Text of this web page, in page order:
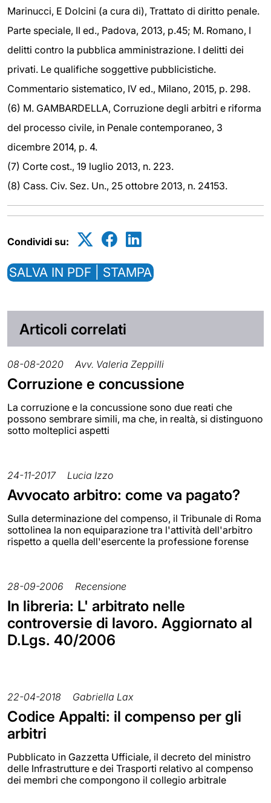
Marinucci, E Dolcini (a cura di), Trattato di diritto penale.
Parte speciale, II ed., Padova, 2013, p.45; M. Romano, I
delitti contro la pubblica amministrazione. I delitti dei
privati. Le qualifiche soggettive pubblicistiche.
Commentario sistematico, IV ed., Milano, 2015, p. 298.
(6) M. GAMBARDELLA, Corruzione degli arbitri e riforma
del processo civile, in Penale contemporaneo, 3
dicembre 2014, p. 4.
(7) Corte cost., 19 luglio 2013, n. 223.
(8) Cass. Civ. Sez. Un., 25 ottobre 2013, n. 24153.
Condividi su:
SALVA IN PDF | STAMPA
Articoli correlati
08-08-2020 Avv. Valeria Zeppilli
Corruzione e concussione
La corruzione e la concussione sono due reati che
possono sembrare simili, ma che, in realtà, si distinguono
sotto molteplici aspetti
24-11-2017 Lucia Izzo
Avvocato arbitro: come va pagato?
Sulla determinazione del compenso, il Tribunale di Roma
sottolinea la non equiparazione tra l'attività dell'arbitro
rispetto a quella dell'esercente la professione forense
28-09-2006 Recensione
In libreria: L' arbitrato nelle
controversie di lavoro. Aggiornato al
D.Lgs. 40/2006
22-04-2018 Gabriella Lax
Codice Appalti: il compenso per gli
arbitri
Pubblicato in Gazzetta Ufficiale, il decreto del ministro
delle Infrastrutture e dei Trasporti relativo al compenso
dei membri che compongono il collegio arbitrale